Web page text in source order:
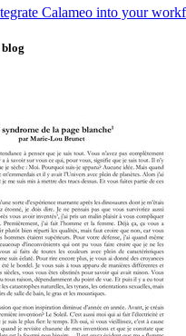
Calameo into your